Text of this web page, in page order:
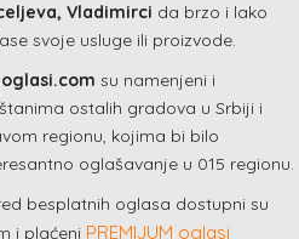
Vladimirci da brzo i lako
svoje usluge ili proizvode.
su namenjeni i
ostalih gradova u Srbiji i
regionu, kojima bi bilo
oglašavanje u 015 regionu.
besplatnih oglasa dostupni su
i plaćeni PREMIJUM oglasi